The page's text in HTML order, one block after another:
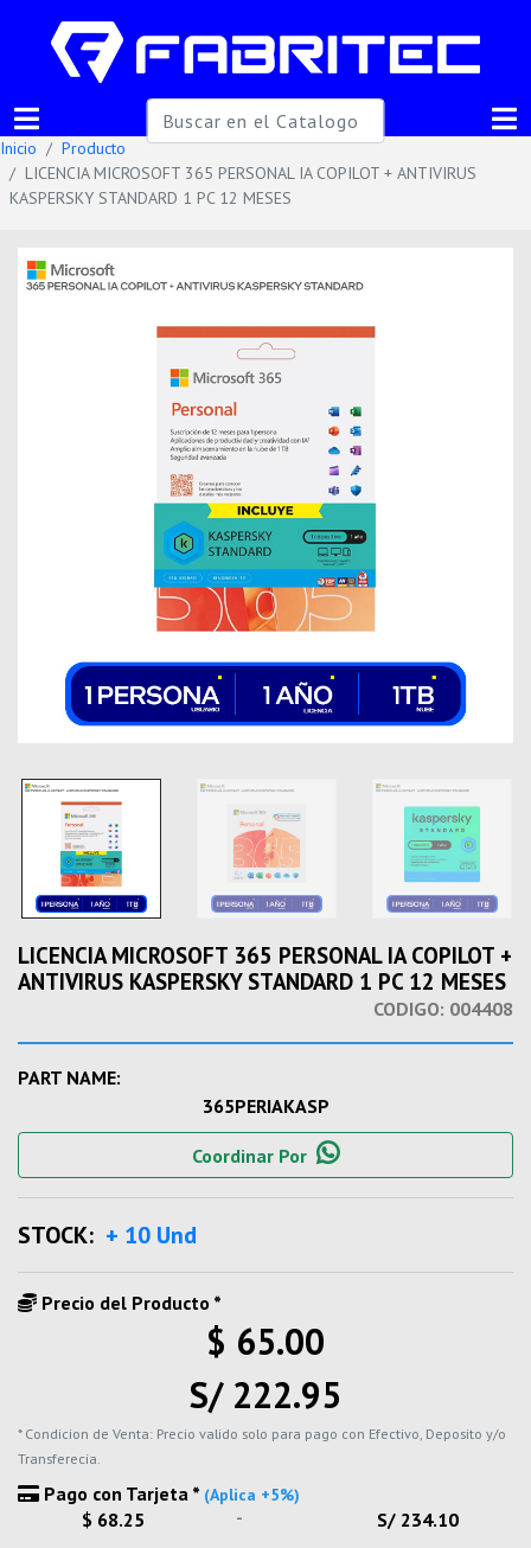
Inicio
Producto
LICENCIA MICROSOFT 365 PERSONAL IA COPILOT + ANTIVIRUS
KASPERSKY STANDARD 1 PC 12 MESES
LICENCIA MICROSOFT 365 PERSONAL IA COPILOT +
ANTIVIRUS KASPERSKY STANDARD 1 PC 12 MESES
CODIGO: 004408
PART NAME:
365PERIAKASP
Coordinar Por
STOCK: + 10 Und
Precio del Producto *
$ 65.00
S/ 222.95
* Condicion de Venta: Precio valido solo para pago con Efectivo, Deposito y/o
Transferecia.
Pago con Tarjeta * (Aplica +5%)
$ 68.25 - S/ 234.10